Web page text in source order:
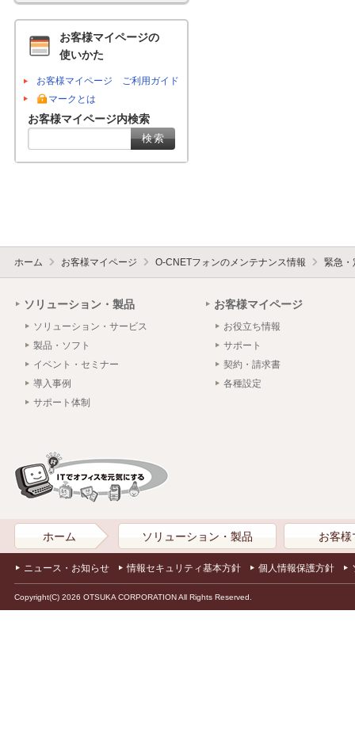
お客様マイページの
使いかた
お客様マイページ ご利用ガイド
マークとは
お客様マイページ内検索
ホーム お客様マイページ O-CNETフォンのメンテナンス情報 緊急・
ソリューション・製品
ソリューション・サービス
製品・ソフト
イベント・セミナー
導入事例
サポート体制
お客様マイページ
お役立ち情報
サポート
契約・請求書
各種設定
ホーム ソリューション・製品 お客様
ニュース・お知らせ 情報セキュリティ基本方針 個人情報保護方針
Copyright(C) 2026 OTSUKA CORPORATION All Rights Reserved.